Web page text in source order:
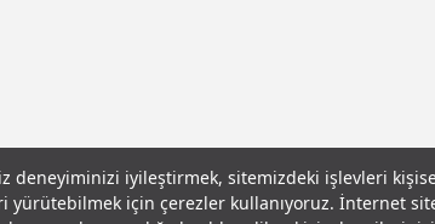
deneyiminizi iyileştirmek, sitemizdeki işlevleri
için çerezler kullanıyoruz. İnternet
Şartlar ve Koşullar© 2026 Leecooper - Tüm Hakları